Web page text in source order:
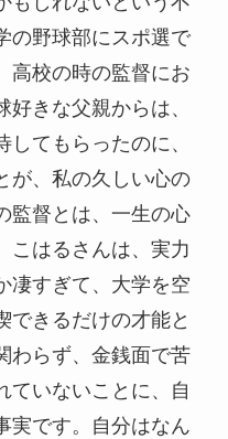
の野球部にスポ選で
高校の時の監督にお
きな父親からは、
てもらったのに、
が、私の久しい心の
監督とは、一生の心
こはるさんは、実力
凄すぎて、大学を空
できるだけの才能と
わらず、金銭面で苦
ていないことに、自
実です。自分はなん